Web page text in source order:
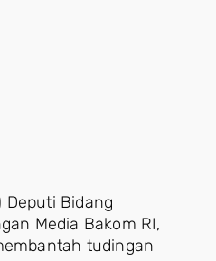
Deputi Bidang
Media Bakom RI,
tudingan